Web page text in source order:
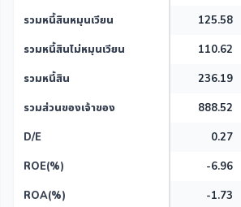
รวมหนี้สินหมุนเวียน
125.58
รวมหนี้สินไม่หมุนเวียน
110.62
รวมหนี้สิน
236.19
รวมส่วนของเจ้าของ
888.52
D/E
0.27
ROE(%)
-6.96
ROA(%)
-1.73